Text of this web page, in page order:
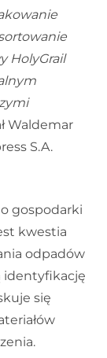
HolyGrail
Waldemar
S.A.
gospodarki
kwestia
odpadów
identyfikację
się